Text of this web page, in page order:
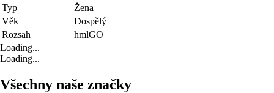
Typ
Žena
Věk
Dospělý
Rozsah
hmlGO
Loading...
Loading...
Všechny naše značky